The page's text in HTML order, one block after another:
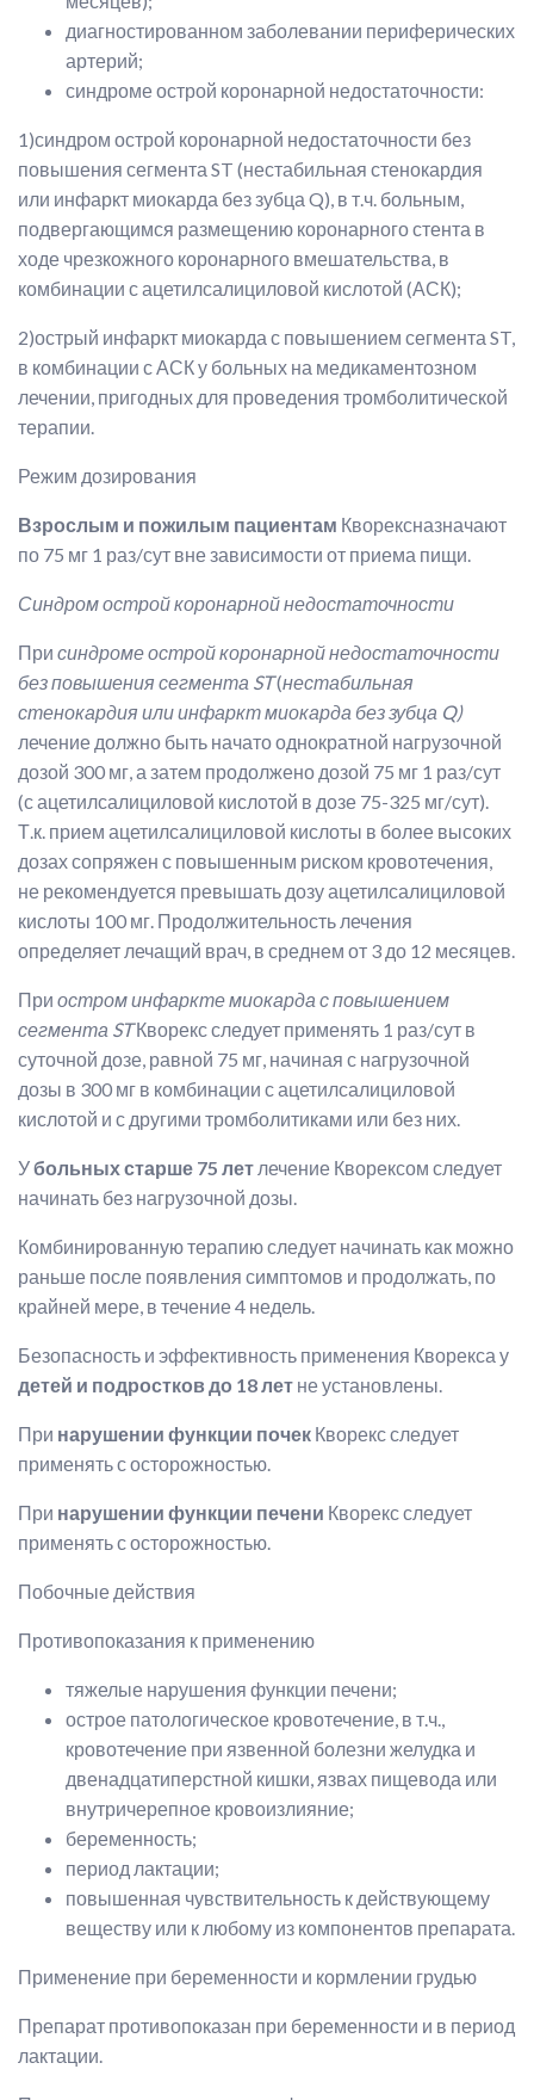
диагностированном заболевании периферических
артерий;
синдроме острой коронарной недостаточности:
1)синдром острой коронарной недостаточности без
повышения сегмента ST (нестабильная стенокардия
или инфаркт миокарда без зубца Q), в т.ч. больным,
подвергающимся размещению коронарного стента в
ходе чрезкожного коронарного вмешательства, в
комбинации с ацетилсалициловой кислотой (АСК);
2)острый инфаркт миокарда с повышением сегмента ST,
в комбинации с АСК у больных на медикаментозном
лечении, пригодных для проведения тромболитической
терапии.
Режим дозирования
Взрослым и пожилым пациентам Кворексназначают
по 75 мг 1 раз/сут вне зависимости от приема пищи.
Синдром острой коронарной недостаточности
При синдроме острой коронарной недостаточности
без повышения сегмента ST(нестабильная
стенокардия или инфаркт миокарда без зубца Q)
лечение должно быть начато однократной нагрузочной
дозой 300 мг, а затем продолжено дозой 75 мг 1 раз/сут
(с ацетилсалициловой кислотой в дозе 75-325 мг/сут).
Т.к. прием ацетилсалициловой кислоты в более высоких
дозах сопряжен с повышенным риском кровотечения,
не рекомендуется превышать дозу ацетилсалициловой
кислоты 100 мг. Продолжительность лечения
определяет лечащий врач, в среднем от 3 до 12 месяцев.
При остром инфаркте миокарда с повышением
сегмента STКворекс следует применять 1 раз/сут в
суточной дозе, равной 75 мг, начиная с нагрузочной
дозы в 300 мг в комбинации с ацетилсалициловой
кислотой и с другими тромболитиками или без них.
Убольных старше 75 лет лечение Кворексом следует
начинать без нагрузочной дозы.
Комбинированную терапию следует начинать как можно
раньше после появления симптомов и продолжать, по
крайней мере, в течение 4 недель.
Безопасность и эффективность применения Кворекса у
детей и подростков до 18 лет не установлены.
При нарушении функции почек Кворекс следует
применять с осторожностью.
При нарушении функции печени Кворекс следует
применять с осторожностью.
Побочные действия
Противопоказания к применению
тяжелые нарушения функции печени;
острое патологическое кровотечение, в т.ч.,
кровотечение при язвенной болезни желудка и
двенадцатиперстной кишки, язвах пищевода или
внутричерепное кровоизлияние;
беременность;
период лактации;
повышенная чувствительность к действующему
веществу или к любому из компонентов препарата.
Применение при беременности и кормлении грудью
Препарат противопоказан при беременности и в период
лактации.